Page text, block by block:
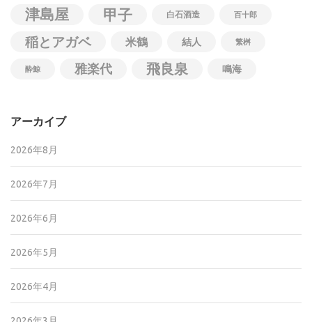
津島屋 甲子 白石酒造 百十郎
稲とアガベ 米鶴 結人 繁桝
酔鯨 雅楽代 飛良泉 鳴海
アーカイブ
2026年8月
2026年7月
2026年6月
2026年5月
2026年4月